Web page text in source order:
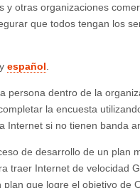
y otras organizaciones
que todos tengan los
y español
persona dentro de la
la encuesta
Internet si no tienen banda
de desarrollo de un plan
traer Internet de velocidad
que logre el objetivo de